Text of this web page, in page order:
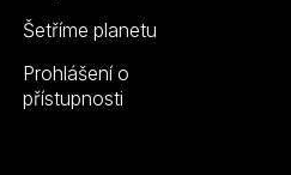
Šetříme planetu
Prohlášení o
přístupnosti